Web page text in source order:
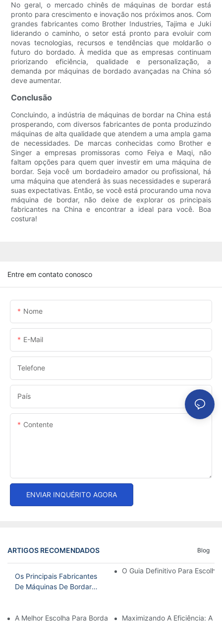
No geral, o mercado chinês de máquinas de bordar está
pronto para crescimento e inovação nos próximos anos. Com
grandes fabricantes como Brother Industries, Tajima e Juki
liderando o caminho, o setor está pronto para evoluir com
novas tecnologias, recursos e tendências que moldarão o
futuro do bordado. À medida que as empresas continuam
priorizando eficiência, qualidade e personalização, a
demanda por máquinas de bordado avançadas na China só
deve aumentar.
Conclusão
Concluindo, a indústria de máquinas de bordar na China está
prosperando, com diversos fabricantes de ponta produzindo
máquinas de alta qualidade que atendem a uma ampla gama
de necessidades. De marcas conhecidas como Brother e
Singer a empresas promissoras como Feiya e Maqi, não
faltam opções para quem quer investir em uma máquina de
bordar. Seja você um bordadeiro amador ou profissional, há
uma máquina que atenderá às suas necessidades e superará
suas expectativas. Então, se você está procurando uma nova
máquina de bordar, não deixe de explorar os principais
fabricantes na China e encontrar a ideal para você. Boa
costura!
Entre em contato conosco
Nome
E-Mail
Telefone
País
Contente
ENVIAR INQUÉRITO AGORA
ARTIGOS RECOMENDADOS Blog
Os Principais Fabricantes
De Máquinas De Bordar
O Guia Definitivo Para
A Melhor Escolha Para Bordado Doméstico: A Melhor Máquina
Maximizando A Eficiência: A